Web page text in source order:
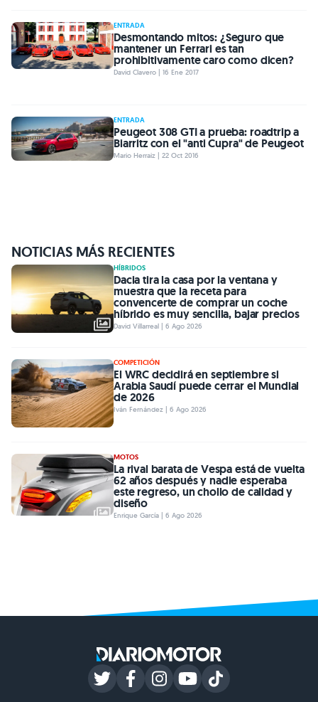
ENTRADA
Desmontando mitos: ¿Seguro que
mantener un Ferrari es tan
prohibitivamente caro como dicen?
David Clavero | 16 Ene 2017
ENTRADA
Peugeot 308 GTI a prueba: roadtrip a
Biarritz con el "anti Cupra" de Peugeot
Mario Herraiz | 22 Oct 2016
NOTICIAS MÁS RECIENTES
HÍBRIDOS
Dacia tira la casa por la ventana y
muestra que la receta para
convencerte de comprar un coche
híbrido es muy sencilla, bajar precios
David Villarreal | 6 Ago 2026
COMPETICIÓN
El WRC decidirá en septiembre si
Arabia Saudí puede cerrar el Mundial
de 2026
Iván Fernández | 6 Ago 2026
MOTOS
La rival barata de Vespa está de vuelta
62 años después y nadie esperaba
este regreso, un chollo de calidad y
diseño
Enrique García | 6 Ago 2026